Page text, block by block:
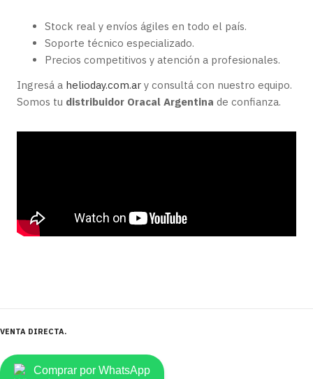
Stock real y envíos ágiles en todo el país.
Soporte técnico especializado.
Precios competitivos y atención a profesionales.
Ingresá a helioday.com.ar y consultá con nuestro equipo.
Somos tu distribuidor Oracal Argentina de confianza.
VENTA DIRECTA
Comprar por WhatsApp